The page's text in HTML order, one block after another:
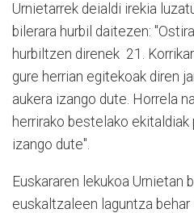
Urnietarrek deialdi irekia
bilerara hurbil daitezen:
hurbiltzen direnek 21.
gure herrian egitekoak diren
aukera izango dute. Horrela
herrirako bestelako
izango dute".
Euskararen lekukoa Urnietan
euskaltzaleen laguntza behar